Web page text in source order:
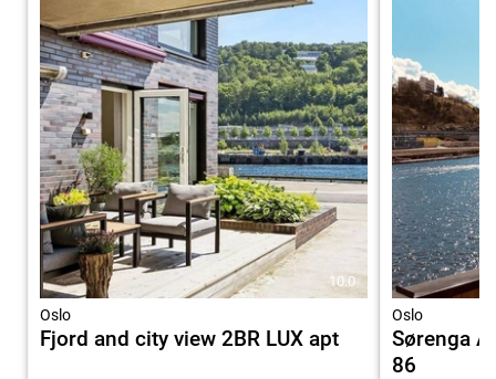
10.0
Oslo
Fjord and city view 2BR LUX apt
Oslo
Sørenga
86